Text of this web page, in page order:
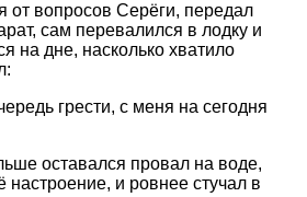
от вопросов Серёги, передал
сам перевалился в лодку и
на дне, насколько хватило
грести, с меня на сегодня
оставался провал на воде,
и ровнее стучал в